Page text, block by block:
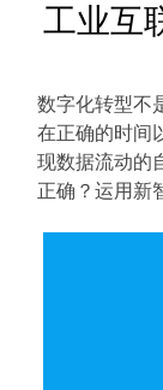
工业互
数字化转型不
在正确的时间
现数据流动的
正确？运用新